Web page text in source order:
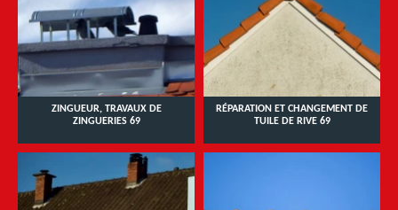
ZINGUEUR, TRAVAUX DE
ZINGUERIES 69
RÉPARATION ET CHANGEMENT DE
TUILE DE RIVE 69